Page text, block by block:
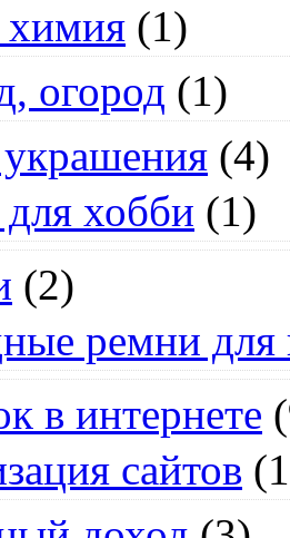
химия (1)
огород (1)
(4)
хобби (1)
(2)
ремни для
в интернете
сайтов